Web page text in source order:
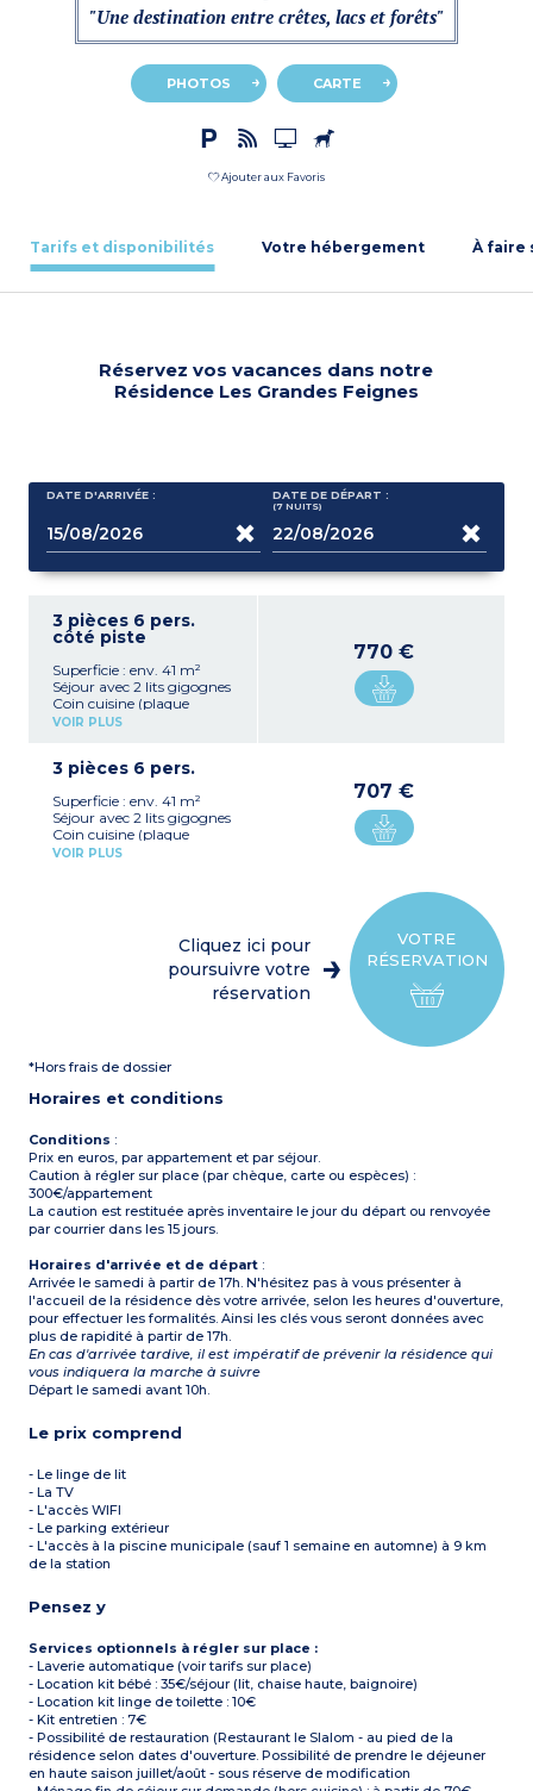
"Une destination entre crêtes, lacs et forêts"
PHOTOS CARTE
Ajouter aux Favoris
Tarifs et disponibilités Votre hébergement À faire
Réservez vos vacances dans notre
Résidence Les Grandes Feignes
DATE D'ARRIVÉE : DATE DE DÉPART :
(7 NUITS)
3 pièces 6 pers.
côté piste
Superficie : env. 41 m²
Séjour avec 2 lits gigognes
Coin cuisine (plaque
vitrocéramique ou
réfrigérateur et cafetière à
1 chambre séparée avec 1 lit
double
1 coin montagne fermé
avec 2 lits superposés
VOIR PLUS
770 €
3 pièces 6 pers.
Superficie : env. 41 m²
Séjour avec 2 lits gigognes
Coin cuisine (plaque
vitrocéramique ou
Chambre séparée avec 1 lit
Coin montagne fermé
avec 2 lits superposés
VOIR PLUS
707 €
VOTRE
RÉSERVATION
Cliquez ici pour
poursuivre votre
réservation
*Hors frais de dossier
Horaires et conditions
Conditions :
Prix en euros, par appartement et par séjour.
Caution à régler sur place (par chèque, carte ou espèces) :
300€/appartement
La caution est restituée après inventaire le jour du départ ou renvoyée
par courrier dans les 15 jours.
Horaires d'arrivée et de départ :
Arrivée le samedi à partir de 17h. N'hésitez pas à vous présenter à
l'accueil de la résidence dès votre arrivée, selon les heures d'ouverture,
pour effectuer les formalités. Ainsi les clés vous seront données avec
plus de rapidité à partir de 17h.
En cas d'arrivée tardive, il est impératif de prévenir la résidence qui
vous indiquera la marche à suivre
Départ le samedi avant 10h.
Le prix comprend
- Le linge de lit
- La TV
- L'accès WIFI
- Le parking extérieur
- L'accès à la piscine municipale (sauf 1 semaine en automne) à 9 km
de la station
Pensez y
Services optionnels à régler sur place :
- Laverie automatique (voir tarifs sur place)
- Location kit bébé : 35€/séjour (lit, chaise haute, baignoire)
- Location kit linge de toilette : 10€
- Kit entretien : 7€
- Possibilité de restauration (Restaurant le Slalom - au pied de la
résidence selon dates d'ouverture. Possibilité de prendre le déjeuner
en haute saison juillet/août - sous réserve de modification